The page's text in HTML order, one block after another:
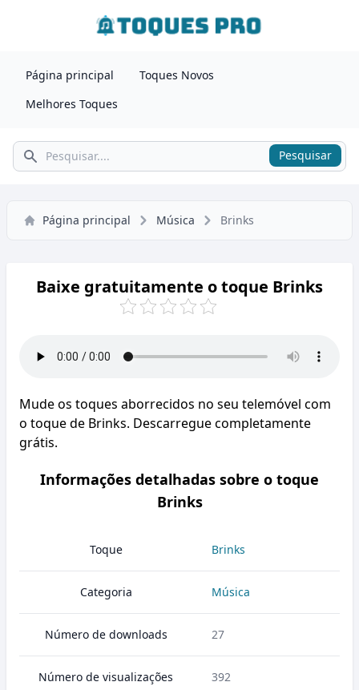
Página principal
Toques Novos
Melhores Toques
Pesquisar Pesquisar
Página principal Música Brinks
Baixe gratuitamente o toque Brinks
Mude os toques aborrecidos no seu telemóvel com
o toque de Brinks. Descarregue completamente
grátis.
Informações detalhadas sobre o toque
Brinks
Toque Brinks
Categoria Música
Número de downloads 27
Número de visualizações 392